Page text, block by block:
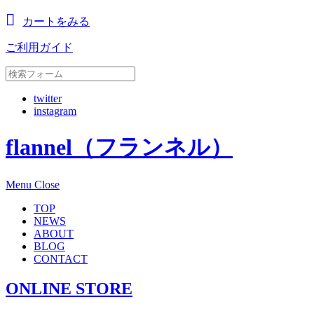
カートをみる
ご利用ガイド
twitter
instagram
flannel（フランネル）
Menu Close
TOP
NEWS
ABOUT
BLOG
CONTACT
ONLINE STORE